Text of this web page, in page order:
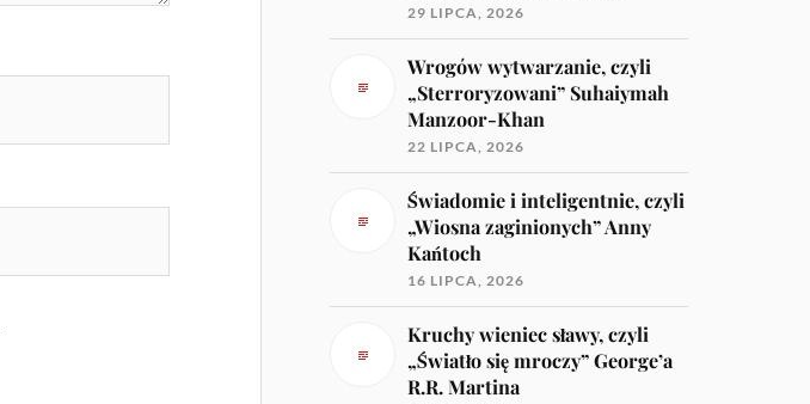
29 LIPCA, 2026
Wrogów wytwarzanie, czyli
„Sterroryzowani” Suhaiymah
Manzoor-Khan
22 LIPCA, 2026
Świadomie i inteligentnie, czyli
„Wiosna zaginionych” Anny
Kańtoch
16 LIPCA, 2026
Kruchy wieniec sławy, czyli
„Światło się mroczy” George’a
R.R. Martina